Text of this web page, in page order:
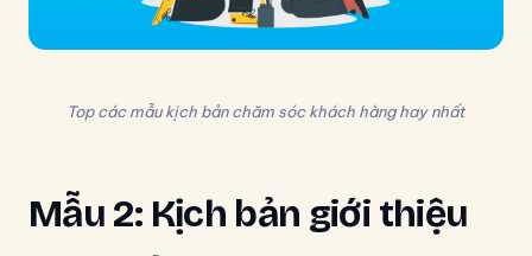
Top các mẫu kịch bản chăm sóc khách hàng hay nhất
Mẫu 2: Kịch bản giới thiệu